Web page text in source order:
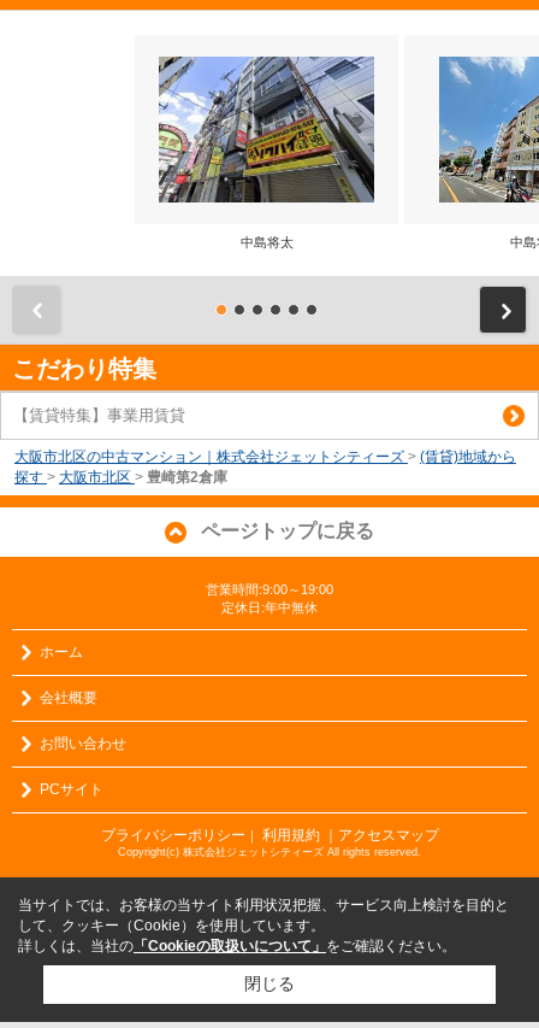
中島将太 中島
こだわり特集
【賃貸特集】事業用賃貸
大阪市北区の中古マンション｜株式会社ジェットシティーズ > (賃貸)地域から
探す > 大阪市北区 > 豊崎第2倉庫
ページトップに戻る
営業時間:9:00～19:00
定休日:年中無休
ホーム
会社概要
お問い合わせ
PCサイト
プライバシーポリシー 利用規約 ｜アクセスマップ
Copyright(c) 株式会社ジェットシティーズ All rights reserved.
当サイトでは、お客様の当サイト利用状況把握、サービス向上検討を目的と
して、クッキー（Cookie）を使用しています。
詳しくは、当社の 「Cookieの取扱いについて」 をご確認ください。
閉じる